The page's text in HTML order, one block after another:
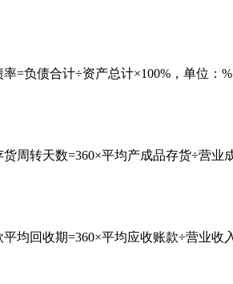
负债合计÷资产总计×100%，单位：
转天数=360×平均产成品存货÷营业
回收期=360×平均应收账款÷营业收